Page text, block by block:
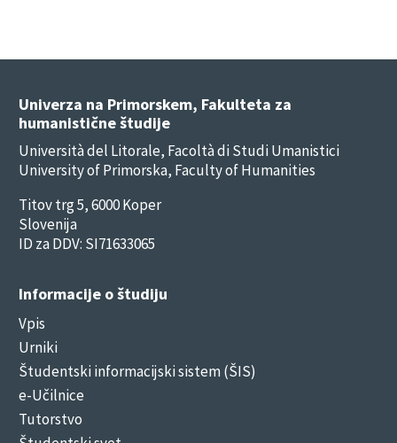
Univerza na Primorskem, Fakulteta za
humanistične študije
Università del Litorale, Facoltà di Studi Umanistici
University of Primorska, Faculty of Humanities
Titov trg 5, 6000 Koper
Slovenija
ID za DDV: SI71633065
Informacije o študiju
Vpis
Urniki
Študentski informacijski sistem (ŠIS)
e-Učilnice
Tutorstvo